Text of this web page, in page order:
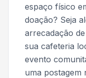
espaço físico
doação? Seja
arrecadação
sua cafeteria
evento
uma postagem